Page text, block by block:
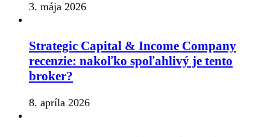
3. mája 2026
Strategic Capital & Income Company
recenzie: nakoľko spoľahlivý je tento
broker?
8. apríla 2026